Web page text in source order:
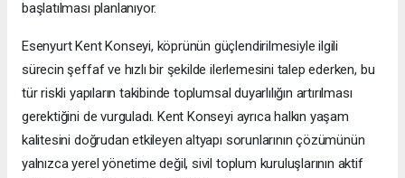
başlatılması planlanıyor.
Esenyurt Kent Konseyi, köprünün güçlendirilmesiyle ilgili
sürecin şeffaf ve hızlı bir şekilde ilerlemesini talep ederken, bu
tür riskli yapıların takibinde toplumsal duyarlılığın artırılması
gerektiğini de vurguladı. Kent Konseyi ayrıca halkın yaşam
kalitesini doğrudan etkileyen altyapı sorunlarının çözümünün
yalnızca yerel yönetime değil, sivil toplum kuruluşlarının aktif